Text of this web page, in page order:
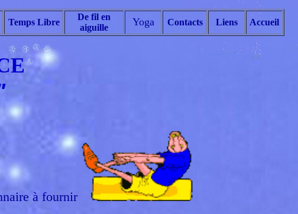
Temps Libre
De fil en
aiguille
Yoga Contacts Liens Accueil
à fournir